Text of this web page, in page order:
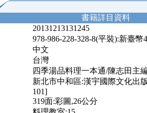
書籍詳目資料
20131213131245
978-986-228-328-8(平裝):新臺幣
中文
台灣
四季湯品料理一本通/陳志田主
新北市中和區:漢宇國際文化出
101]
319面:彩圖,26公分